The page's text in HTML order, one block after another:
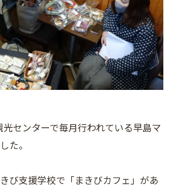
光センターで毎月行われている早島マ
た。
び支援学校で「まきびカフェ」があ